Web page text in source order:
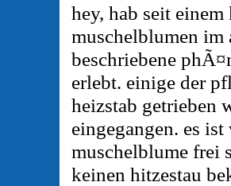
hey, hab seit
muschelblumen im
beschriebene
erlebt. einige der
heizstab getrieben
eingegangen. es
muschelblume frei
keinen hitzestau